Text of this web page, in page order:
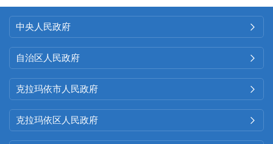
中央人民政府 
自治区人民政府 
克拉玛依市人民政府 
克拉玛依区人民政府 